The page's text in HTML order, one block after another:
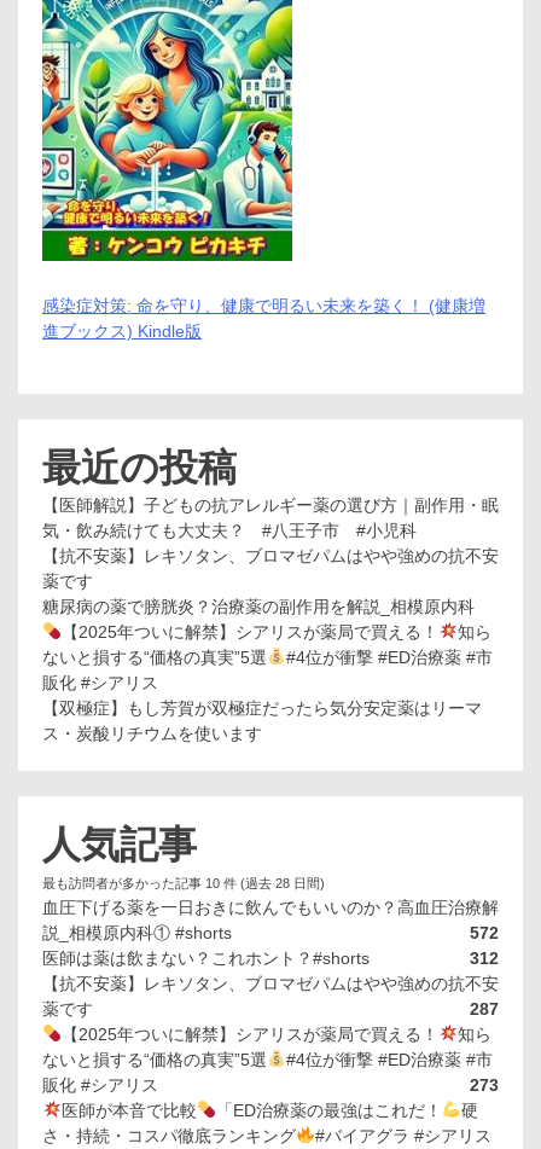
感染症対策: 命を守り、健康で明るい未来を築く！ (健康増
進ブックス) Kindle版
最近の投稿
【医師解説】子どもの抗アレルギー薬の選び方｜副作用・眠
気・飲み続けても大丈夫？ #八王子市 #小児科
【抗不安薬】レキソタン、ブロマゼパムはやや強めの抗不安
薬です
糖尿病の薬で膀胱炎？治療薬の副作用を解説_相模原内科
【2025年ついに解禁】シアリスが薬局で買える！
知ら
ないと損する“価格の真実”5選
#4位が衝撃 #ED治療薬 #市
販化 #シアリス
【双極症】もし芳賀が双極症だったら気分安定薬はリーマ
ス・炭酸リチウムを使います
人気記事
最も訪問者が多かった記事 10 件 (過去 28 日間)
血圧下げる薬を一日おきに飲んでもいいのか？高血圧治療解
説_相模原内科① #shorts
572
医師は薬は飲まない？これホント？#shorts
312
【抗不安薬】レキソタン、ブロマゼパムはやや強めの抗不安
薬です
287
【2025年ついに解禁】シアリスが薬局で買える！
知ら
ないと損する“価格の真実”5選
#4位が衝撃 #ED治療薬 #市
販化 #シアリス
273
医師が本音で比較
「ED治療薬の最強はこれだ！
硬
さ・持続・コスパ徹底ランキング
#バイアグラ #シアリス